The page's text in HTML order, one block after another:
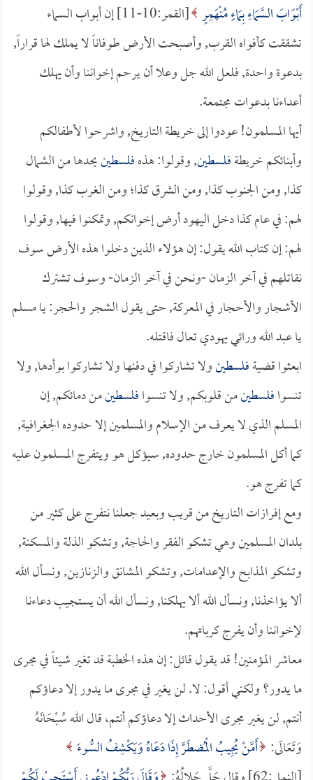
أَبْوَابَ السَّمَاءِ بِمَاءٍ مُنْهَمِرٍ
[القمر:10-11] إن أبواب السماء
تشققت كأفواه القرب, وأصبحت الأرض طوفاناً لا يملك لها قراراً,
بدعوة واحدة, فلعل الله جل وعلا أن يرحم إخواننا وأن يهلك
أعداءنا بدعوات مجتمعة.
أيها المسلمون! عودوا إلى خريطة التاريخ, واشرحوا لأطفالكم
وأبنائكم خريطةفلسطين, وقولوا: هذهفلسطينيحدها من الشمال
كذا, ومن الجنوب كذا, ومن الشرق كذا؛ ومن الغرب كذا, وقولوا
لهم: في عام كذا دخل اليهود أرض إخوانكم, وتمكنوا فيها, وقولوا
لهم: إن كتاب الله يقول: إن هؤلاء الذين دخلوا هذه الأرض سوف
نقاتلهم في آخر الزمان -ونحن في آخر الزمان- وسوف تشترك
الأشجار والأحجار في المعركة, حتى يقول الشجر والحجر: يا مسلم
يا عبد الله ورائي يهودي تعال فاقتله.
ابعثوا قضيةفلسطينولا تشاركوا في دفنها ولا تشاركوا بوأدها, ولا
تنسوافلسطينمن قلوبكم, ولا تنسوافلسطينمن دمائكم, إن
المسلم الذي لا يعرف من الإسلام والمسلمين إلا حدوده الجغرافية,
كما أكل المسلمون خارج حدوده, سيؤكل هو ويتفرج المسلمون عليه
كما تفرج هو.
ومع إفرازات التاريخ من قريب وبعيد جعلنا نتفرج على كثير من
بلدان المسلمين وهي تشكو الفقر والحاجة, وتشكو الذلة والمسكنة,
وتشكو المذابح والإعدامات, وتشكو المشانق والزنازين, ونسأل الله
ألا يؤاخذنا, ونسأل الله ألا يهلكنا, ونسأل الله أن يستجيب دعاءنا
لإخواننا وأن يفرج كرباتهم.
معاشر المؤمنين! قد يقول قائل: إن هذه الخطبة قد تغير شيئاً في مجرى
ما يدور؟ ولكني أقول: لا. لن يغير في مجرى ما يدور إلا دعاؤكم
أنتم, لن يغير مجرى الأحداث إلا دعاؤكم أنتم، قال الله سُبْحَانَهُ
وَتَعَالَى: أَمَّنْ يُجِيبُ الْمُضطَرَّ إِذَا دَعَاهُ وَيَكْشِفُ السُّوءَ